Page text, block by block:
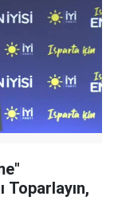
Toparlayın,